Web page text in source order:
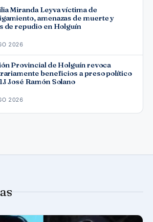
Miranda Leyva víctima de
amenazas de muerte y
de repudio en Holguín
2026
Provincial de Holguín revoca
beneficios a preso político
José Ramón Solano
2026